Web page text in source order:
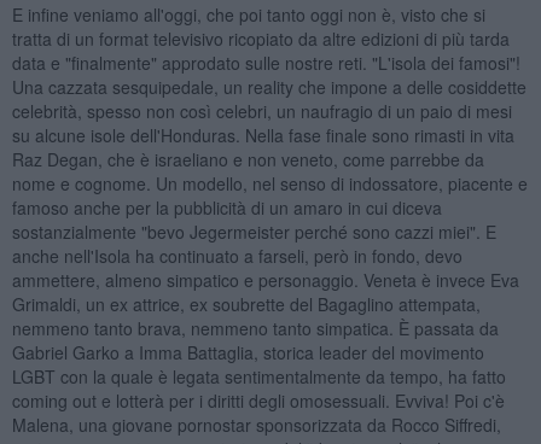
E infine veniamo all'oggi, che poi tanto oggi non è, visto che si
tratta di un format televisivo ricopiato da altre edizioni di più tarda
data e "finalmente" approdato sulle nostre reti. "L'isola dei famosi"!
Una cazzata sesquipedale, un reality che impone a delle cosiddette
celebrità, spesso non così celebri, un naufragio di un paio di mesi
su alcune isole dell'Honduras. Nella fase finale sono rimasti in vita
Raz Degan, che è israeliano e non veneto, come parrebbe da
nome e cognome. Un modello, nel senso di indossatore, piacente e
famoso anche per la pubblicità di un amaro in cui diceva
sostanzialmente "bevo Jegermeister perché sono cazzi miei". E
anche nell'Isola ha continuato a farseli, però in fondo, devo
ammettere, almeno simpatico e personaggio. Veneta è invece Eva
Grimaldi, un ex attrice, ex soubrette del Bagaglino attempata,
nemmeno tanto brava, nemmeno tanto simpatica. È passata da
Gabriel Garko a Imma Battaglia, storica leader del movimento
LGBT con la quale è legata sentimentalmente da tempo, ha fatto
coming out e lotterà per i diritti degli omosessuali. Evviva! Poi c'è
Malena, una giovane pornostar sponsorizzata da Rocco Siffredi,